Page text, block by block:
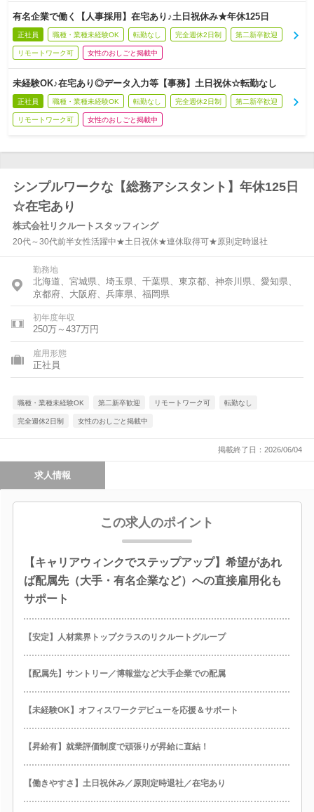
有名企業で働く【人事採用】在宅あり♪土日祝休み★年休125日
正社員 職種・業種未経験OK 転勤なし 完全週休2日制 第二新卒歓迎
リモートワーク可 女性のおしごと掲載中
未経験OK♪在宅あり◎データ入力等【事務】土日祝休☆転勤なし
正社員 職種・業種未経験OK 転勤なし 完全週休2日制 第二新卒歓迎
リモートワーク可 女性のおしごと掲載中
シンプルワークな【総務アシスタント】年休125日
☆在宅あり
株式会社リクルートスタッフィング
20代～30代前半女性活躍中★土日祝休★連休取得可★原則定時退社
勤務地
北海道、宮城県、埼玉県、千葉県、東京都、神奈川県、愛知県、
京都府、大阪府、兵庫県、福岡県
初年度年収
250万～437万円
雇用形態
正社員
職種・業種未経験OK 第二新卒歓迎 リモートワーク可 転勤なし
完全週休2日制 女性のおしごと掲載中
掲載終了日：2026/06/04
求人情報
この求人のポイント
【キャリアウィンクでステップアップ】希望があれ
ば配属先（大手・有名企業など）への直接雇用化も
サポート
【安定】人材業界トップクラスのリクルートグループ
【配属先】サントリー／博報堂など大手企業での配属
【未経験OK】オフィスワークデビューを応援＆サポート
【昇給有】就業評価制度で頑張りが昇給に直結！
【働きやすさ】土日祝休み／原則定時退社／在宅あり